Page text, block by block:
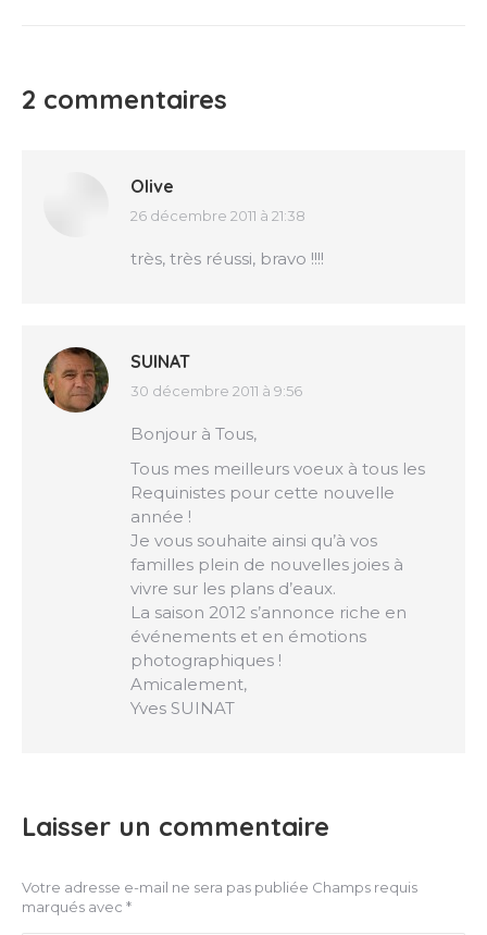
2 commentaires
Olive
dit
26 décembre 2011 à 21:38
très, très réussi, bravo !!!!
SUINAT
dit
30 décembre 2011 à 9:56
Bonjour à Tous,
Tous mes meilleurs voeux à tous les
Requinistes pour cette nouvelle
année !
Je vous souhaite ainsi qu’à vos
familles plein de nouvelles joies à
vivre sur les plans d’eaux.
La saison 2012 s’annonce riche en
événements et en émotions
photographiques !
Amicalement,
Yves SUINAT
Laisser un commentaire
Votre adresse e-mail ne sera pas publiée Champs requis
marqués avec *